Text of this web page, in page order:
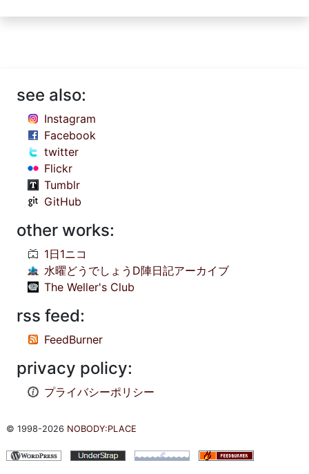
see also:
Instagram
Facebook
twitter
Flickr
Tumblr
GitHub
other works:
1日1ニコ
水曜どうでしょうD陣日記アーカイブ
The Weller's Club
rss feed:
FeedBurner
privacy policy:
プライバシーポリシー
© 1998-2026 NOBODY:PLACE